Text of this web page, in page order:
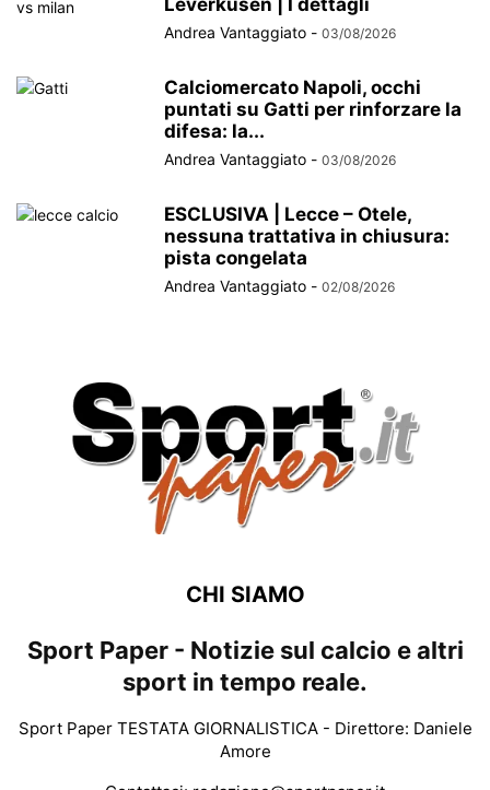
Leverkusen | I dettagli
Andrea Vantaggiato - 03/08/2026
Calciomercato Napoli, occhi
puntati su Gatti per rinforzare la
difesa: la...
Andrea Vantaggiato - 03/08/2026
ESCLUSIVA | Lecce – Otele,
nessuna trattativa in chiusura:
pista congelata
Andrea Vantaggiato - 02/08/2026
CHI SIAMO
Sport Paper - Notizie sul calcio e altri
sport in tempo reale.
Sport Paper TESTATA GIORNALISTICA - Direttore: Daniele
Amore